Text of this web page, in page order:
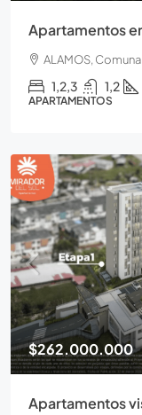
Apartamentos
ALAMOS,
1,2,3 1,2
APARTAMENTOS
$262.000.000
Apartamentos